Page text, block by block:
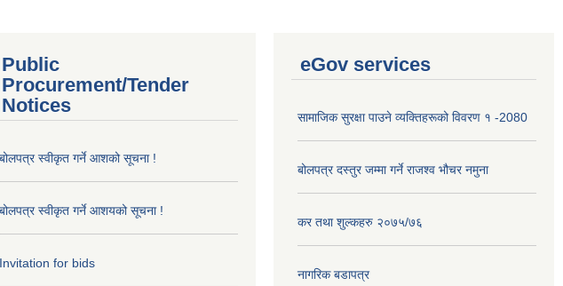
Public
Procurement/Tender
Notices
बोलपत्र स्वीकृत गर्ने आशको सूचना !
बोलपत्र स्वीकृत गर्ने आशयको सूचना !
Invitation for bids
eGov services
सामाजिक सुरक्षा पाउने व्यक्तिहरूको विवरण १ -2080
बोलपत्र दस्तुर जम्मा गर्ने राजश्व भौचर नमुना
कर तथा शुल्कहरु २०७५/७६
नागरिक बडापत्र